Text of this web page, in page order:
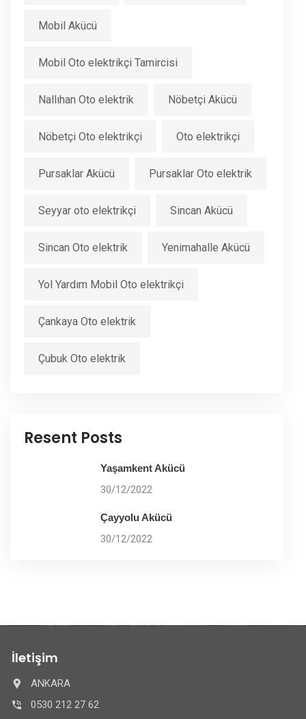
Mobil Akücü
Mobil Oto elektrikçi Tamircisi
Nallıhan Oto elektrik Nöbetçi Akücü
Nöbetçi Oto elektrikçi Oto elektrikçi
Pursaklar Akücü Pursaklar Oto elektrik
Seyyar oto elektrikçi Sincan Akücü
Sincan Oto elektrik Yenimahalle Akücü
Yol Yardım Mobil Oto elektrikçi
Çankaya Oto elektrik
Çubuk Oto elektrik
Resent Posts
Yaşamkent Akücü
30/12/2022
Çayyolu Akücü
30/12/2022
İletişim
ANKARA
0530 212 27 62